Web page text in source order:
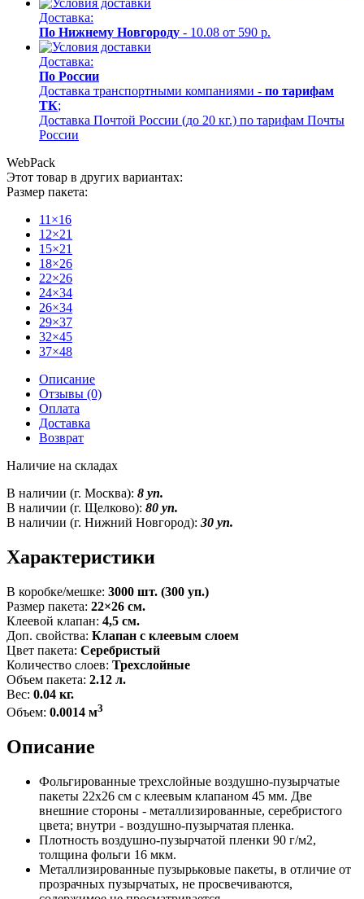
Доставка:
По Нижнему Новгороду - 10.08 от 590 р.
Доставка:
По России
Доставка транспортными компаниями - по тарифам
ТК;
Доставка Почтой России (до 20 кг.) по тарифам Почты
России
WebPack
Этот товар в других вариантах:
Размер пакета:
11×16
12×21
15×21
18×26
22×26
24×34
26×34
29×37
32×45
37×48
Описание
Отзывы (0)
Оплата
Доставка
Возврат
Наличие на складах
В наличии (г. Москва): 8 уп.
В наличии (г. Щелково): 80 уп.
В наличии (г. Нижний Новгород): 30 уп.
Характеристики
В коробке/мешке: 3000 шт. (300 уп.)
Размер пакета: 22×26 см.
Клеевой клапан: 4,5 см.
Доп. свойства: Клапан с клеевым слоем
Цвет пакета: Серебристый
Количество слоев: Трехслойные
Объем пакета: 2.12 л.
Вес: 0.04 кг.
Объем: 0.0014 м3
Описание
Фольгированные трехслойные воздушно-пузырчатые
пакеты 22x26 см с клеевым клапаном 45 мм. Две
внешние стороны - металлизированные, серебристого
цвета; внутри - воздушно-пузырчатая пленка.
Плотность воздушно-пузырчатой пленки 90 г/м2,
толщина фольги 16 мкм.
Металлизированные пузырьковые пакеты, в отличие от
прозрачных пузырчатых, не просвечиваются,